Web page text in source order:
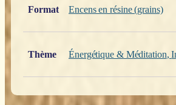
Format
Encens en résine (grains)
Thème Énergétique & Méditation,